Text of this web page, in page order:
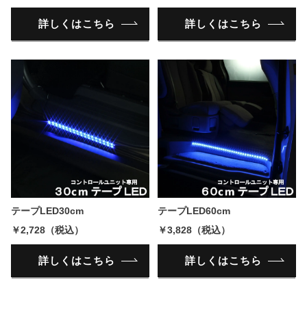
詳しくはこちら 詳しくはこちら
テープLED30cm
￥2,728（税込）
詳しくはこちら
テープLED60cm
￥3,828（税込）
詳しくはこちら